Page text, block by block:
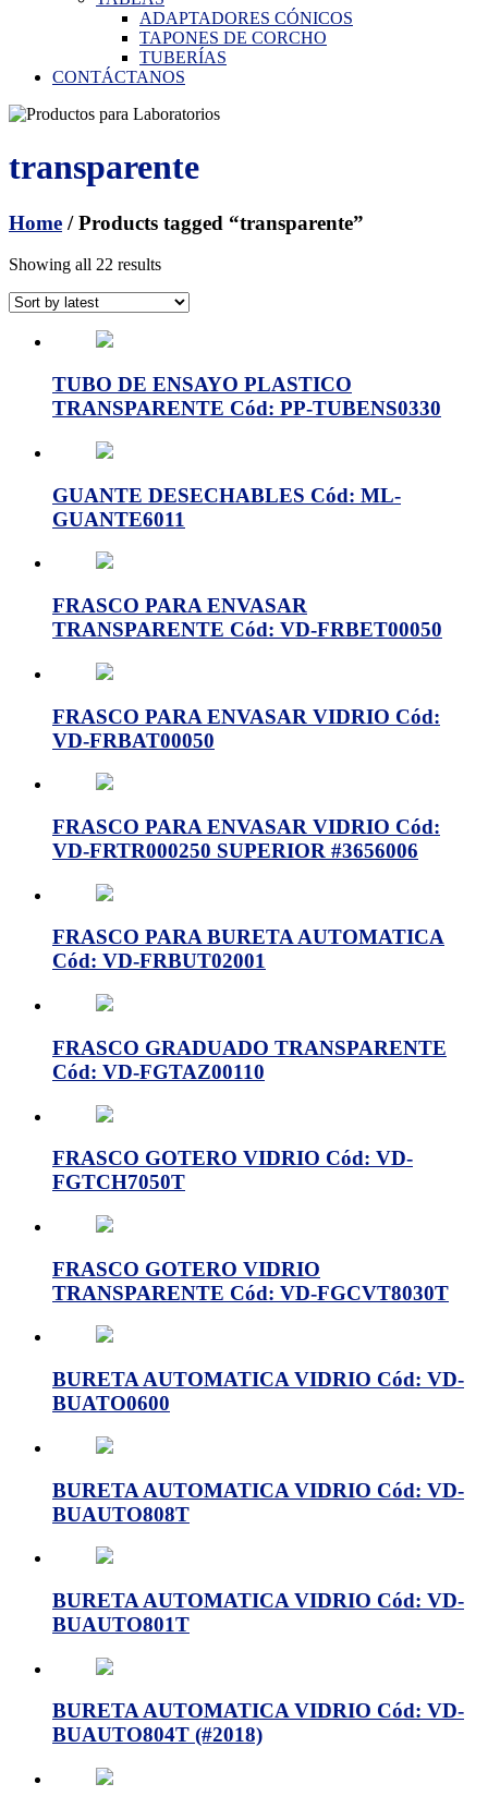
ADAPTADORES CÓNICOS
TAPONES DE CORCHO
TUBERÍAS
CONTÁCTANOS
transparente
Home / Products tagged “transparente”
Showing all 22 results
TUBO DE ENSAYO PLASTICO
TRANSPARENTE Cód: PP-TUBENS0330
GUANTE DESECHABLES Cód: ML-
GUANTE6011
FRASCO PARA ENVASAR
TRANSPARENTE Cód: VD-FRBET00050
FRASCO PARA ENVASAR VIDRIO Cód:
VD-FRBAT00050
FRASCO PARA ENVASAR VIDRIO Cód:
VD-FRTR000250 SUPERIOR #3656006
FRASCO PARA BURETA AUTOMATICA
Cód: VD-FRBUT02001
FRASCO GRADUADO TRANSPARENTE
Cód: VD-FGTAZ00110
FRASCO GOTERO VIDRIO Cód: VD-
FGTCH7050T
FRASCO GOTERO VIDRIO
TRANSPARENTE Cód: VD-FGCVT8030T
BURETA AUTOMATICA VIDRIO Cód: VD-
BUATO0600
BURETA AUTOMATICA VIDRIO Cód: VD-
BUAUTO808T
BURETA AUTOMATICA VIDRIO Cód: VD-
BUAUTO801T
BURETA AUTOMATICA VIDRIO Cód: VD-
BUAUTO804T (#2018)